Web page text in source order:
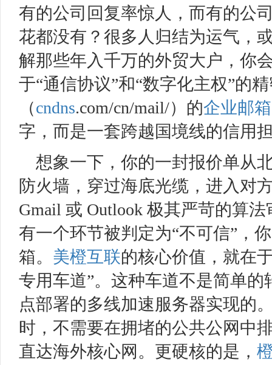
有的公司回复率惊人，而有的公
花都没有？很多人归结为运气，
解那些年入千万的外贸大户，你
于“通信协议”和“数字化主权”的
（cndns.com/cn/mail/）的企业邮箱
字，而是一套跨越国境线的信用
想象一下，你的一封报价单从
防火墙，穿过海底光缆，进入对
Gmail 或 Outlook 极其严苛的算
有一个环节被判定为“不可信”，
箱。 美橙互联的核心价值，就在
专用车道”。这种车道不是简单
点部署的多线加速服务器实现的
时，不需要在拥堵的公共公网中
直达海外核心网。更硬核的是，